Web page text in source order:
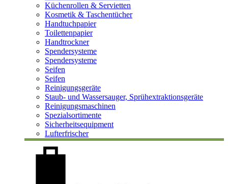
Küchenrollen & Servietten
Kosmetik & Taschentücher
Handtuchpapier
Toilettenpapier
Handtrockner
Spendersysteme
Spendersysteme
Seifen
Seifen
Reinigungsgeräte
Staub- und Wassersauger, Sprühextraktionsgeräte
Reinigungsmaschinen
Spezialsortimente
Sicherheitsequipment
Lufterfrischer